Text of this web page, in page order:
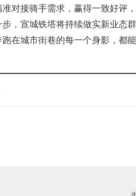
接骑手需求，赢得一致好评，
，宣城铁塔将持续做实新业态
在城市街巷的每一个身影，都